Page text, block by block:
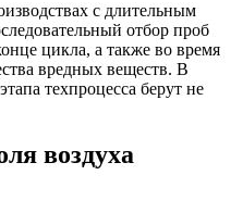
с длительным
отбор проб
цикла, а также во время
вредных веществ. В
техпроцесса берут не
воздуха